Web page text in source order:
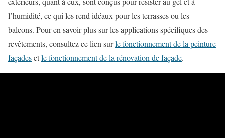
l’humidité, ce qui les rend idéaux pour les terrasses ou les
balcons. Pour en savoir plus sur les applications spécifiques des
revêtements, consultez ce lien surle fonctionnement de la peinture
façadesetle fonctionnement de la rénovation de façade.